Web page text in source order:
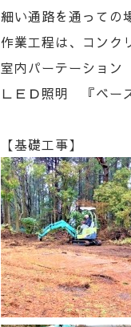
細い通路を通っての
作業工程は、コンク
室内パーテーショ
ＬＥＤ照明 『ベー
【基礎工事】